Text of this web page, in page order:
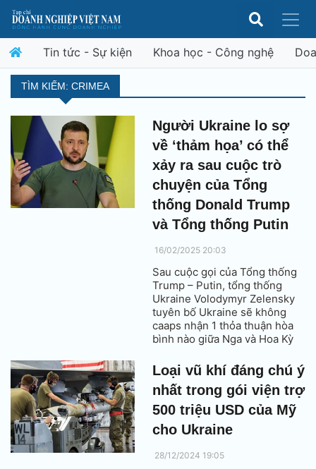
Tin tức - Sự kiện Khoa học - Công nghệ
TÌM KIẾM: CRIMEA
Người Ukraine lo sợ
về ‘thảm họa’ có thể
xảy ra sau cuộc trò
chuyện của Tổng
thống Donald Trump
và Tổng thống Putin
16/02/2025 20:03
Sau cuộc gọi của Tổng thống
Trump – Putin, tổng thống
Ukraine Volodymyr Zelensky
tuyên bố Ukraine sẽ không
caaps nhận 1 thỏa thuận hòa
bình nào giữa Nga và Hoa Kỳ
họ, người dân Ukraine đang lo
sợ về 1 thảm họa có thể xảy ra.
Loại vũ khí đáng chú ý
nhất trong gói viện trợ
500 triệu USD của Mỹ
cho Ukraine
28/12/2024 19:05